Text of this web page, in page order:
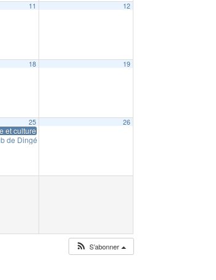
11 12
18 19
25
et culture : Halloween Space Horror
de Dingé
26
Horror
S’abonner